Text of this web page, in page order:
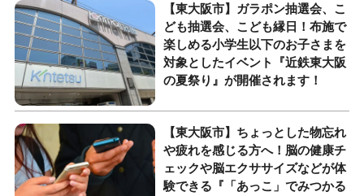
【東大阪市】ガラポン抽選会、こ
ども抽選会、こども縁日！布施で
楽しめる小学生以下のお子さまを
対象としたイベント『近鉄東大阪
の夏祭り』が開催されます！
【東大阪市】ちょっとした物忘れ
や疲れを感じる方へ！脳の健康チ
ェックや脳エクササイズなどが体
験できる『「あっこ」でみつかる